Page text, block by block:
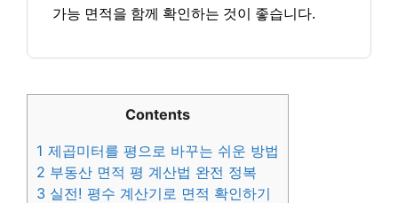
가능 면적을 함께 확인하는 것이 좋습니다.
Contents
1 제곱미터를 평으로 바꾸는 쉬운 방법
2 부동산 면적 평 계산법 완전 정복
3 실전! 평수 계산기로 면적 확인하기